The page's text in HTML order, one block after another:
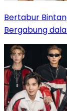
Bertabur
Bergabung